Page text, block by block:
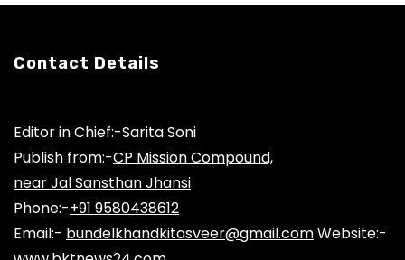
Contact Details
Editor in Chief:-Sarita Soni
Publish from:-CP Mission Compound,
near Jal Sansthan Jhansi
Phone:-+91 9580438612
Email:- bundelkhandkitasveer@gmail.comWebsite:-